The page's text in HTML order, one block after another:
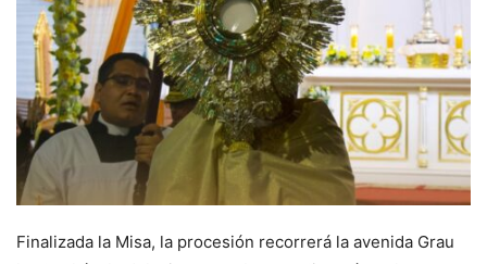
Finalizada la Misa, la procesión recorrerá la avenida Grau